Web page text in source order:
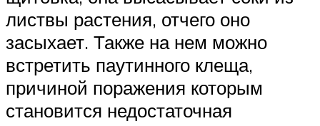
листвы растения, отчего оно
засыхает. Также на нем можно
встретить паутинного клеща,
причиной поражения которым
становится недостаточная